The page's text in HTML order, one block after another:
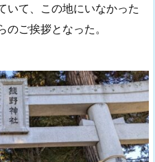
いて、この地にいなかった
ご挨拶となった。